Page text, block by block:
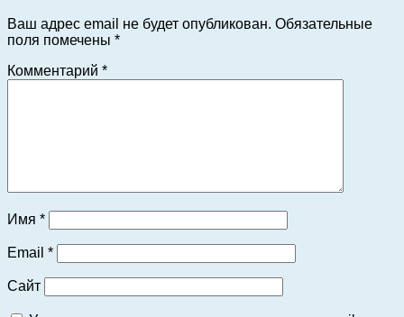
Ваш адрес email не будет опубликован. Обязательные
поля помечены *
Комментарий *
Имя *
Email *
Сайт